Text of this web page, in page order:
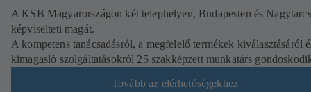
A KSB Magyarországon két telephelyen, Budapesten és
képviselteti magát.
A kompetens tanácsadásról, a megfelelő termékek kiválasztásáról
kimagasló szolgáltatásokról 25 szakképzett munkatárs
Tovább az elérhetőségekhez